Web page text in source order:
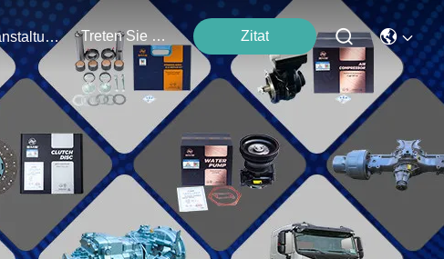
Veranstaltungen Treten Sie Mit Uns In Verbindung Zitat